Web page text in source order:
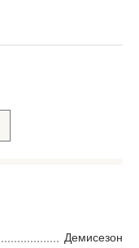
Демисезон